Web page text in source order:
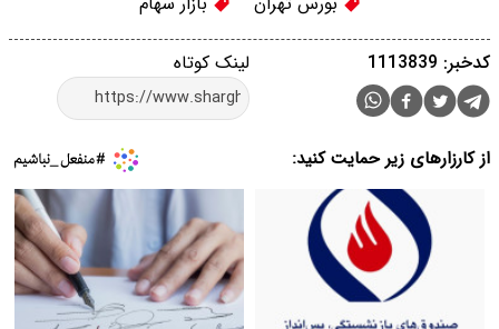
لینک کوتاه کدخبر: 1113839
از کارزارهای زیر حمایت کنید: